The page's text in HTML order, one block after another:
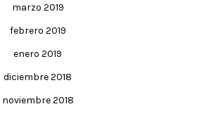
marzo 2019
febrero 2019
enero 2019
diciembre 2018
noviembre 2018